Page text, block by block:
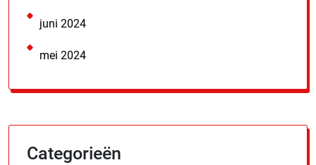
juni 2024
mei 2024
Categorieën